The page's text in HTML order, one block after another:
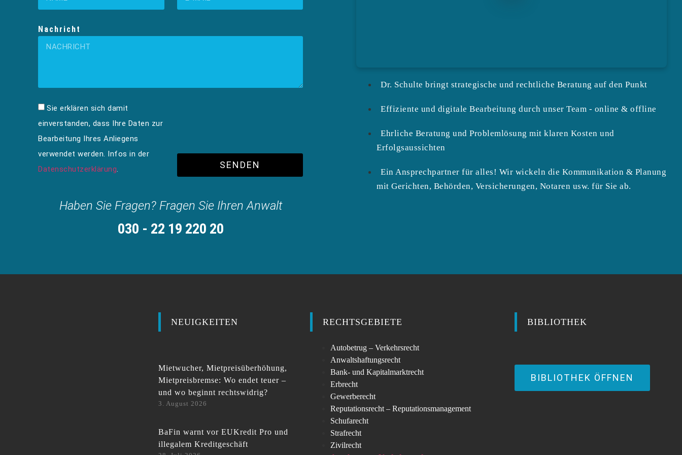
Nachricht
Sie erklären sich damit
einverstanden, dass Ihre Daten zur
Bearbeitung Ihres Anliegens
verwendet werden. Infos in der
Datenschutzerklärung. SENDEN
Haben Sie Fragen? Fragen Sie Ihren Anwalt
030 - 22 19 220 20
Dr. Schulte bringt strategische und rechtliche Beratung auf den Punkt
Effiziente und digitale Bearbeitung durch unser Team - online & offline
Ehrliche Beratung und Problemlösung mit klaren Kosten und
Erfolgsaussichten
Ein Ansprechpartner für alles! Wir wickeln die Kommunikation & Planung
mit Gerichten, Behörden, Versicherungen, Notaren usw. für Sie ab.
NEUIGKEITEN
Mietwucher, Mietpreisüberhöhung,
Mietpreisbremse: Wo endet teuer –
und wo beginnt rechtswidrig?
3. August 2026
BaFin warnt vor EUKredit Pro und
illegalem Kreditgeschäft
RECHTSGEBIETE
Autobetrug – Verkehrsrecht
Anwaltshaftungsrecht
Bank- und Kapitalmarktrecht
Erbrecht
Gewerberecht
Reputationsrecht – Reputationsmanagement
Schufarecht
Strafrecht
Zivilrecht
BIBLIOTHEK
BIBLIOTHEK ÖFFNEN